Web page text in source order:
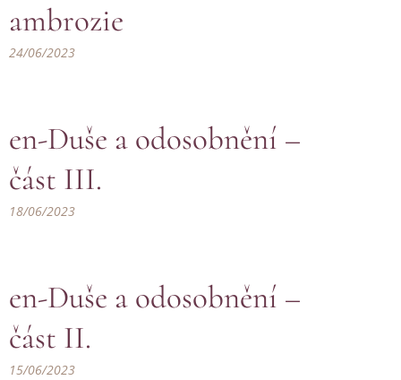
ambrozie
24/06/2023
en-Duše a odosobnění –
část III.
18/06/2023
en-Duše a odosobnění –
část II.
15/06/2023